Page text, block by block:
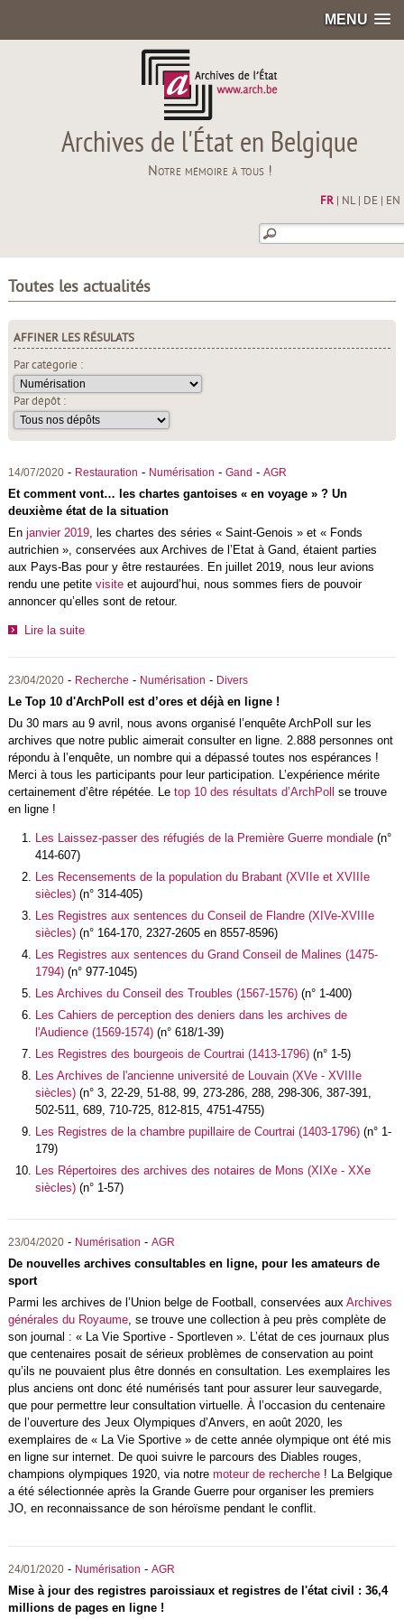
MENU
Archives de l'État en Belgique
Notre mémoire à tous !
FR| NL| DE EN
Toutes les actualités
AFFINER LES RÉSULATS
Par catégorie :
Par dépôt :
14/07/2020- Restauration - Numérisation - Gand - AGR
Et comment vont… les chartes gantoises « en voyage » ? Un
deuxième état de la situation
En janvier 2019, les chartes des séries « Saint-Genois » et « Fonds
autrichien », conservées aux Archives de l’Etat à Gand, étaient parties
aux Pays-Bas pour y être restaurées. En juillet 2019, nous leur avions
rendu une petite visiteet aujourd’hui, nous sommes fiers de pouvoir
annoncer qu’elles sont de retour.
Lire la suite
23/04/2020- Recherche - Numérisation - Divers
Le Top 10 d'ArchPoll est d’ores et déjà en ligne !
Du 30 mars au 9 avril, nous avons organisé l’enquête ArchPoll sur les
archives que notre public aimerait consulter en ligne. 2.888 personnes ont
répondu à l’enquête, un nombre qui a dépassé toutes nos espérances !
Merci à tous les participants pour leur participation. L’expérience mérite
certainement d’être répétée. Le top 10 des résultats d’ArchPoll
se trouve
en ligne !
Les Laissez-passer des réfugiés de la Première Guerre mondiale (n°
414-607)
Les Recensements de la population du Brabant (XVIIe et XVIIIe
siècles)(n° 314-405)
Les Registres aux sentences du Conseil de Flandre (XIVe-XVIIIe
siècles)(n° 164-170, 2327-2605 en 8557-8596)
Les Registres aux sentences du Grand Conseil de Malines (1475-
1794)(n° 977-1045)
Les Archives du Conseil des Troubles (1567-1576)(n° 1-400)
Les Cahiers de perception des deniers dans les archives de
l'Audience (1569-1574)(n° 618/1-39)
Les Registres des bourgeois de Courtrai (1413-1796)(n° 1-5)
Les Archives de l'ancienne université de Louvain (XVe - XVIIIe
siècles)(n° 3, 22-29, 51-88, 99, 273-286, 288, 298-306, 387-391,
502-511, 689, 710-725, 812-815, 4751-4755)
Les Registres de la chambre pupillaire de Courtrai (1403-1796)(n° 1-
179)
Les Répertoires des archives des notaires de Mons (XIXe - XXe
siècles)(n° 1-57)
23/04/2020- Numérisation - AGR
De nouvelles archives consultables en ligne, pour les amateurs de
sport
Parmi les archives de l’Union belge de Football, conservées aux Archives
générales du Royaume, se trouve une collection à peu près complète de
son journal : « La Vie Sportive - Sportleven ». L’état de ces journaux plus
que centenaires posait de sérieux problèmes de conservation au point
qu’ils ne pouvaient plus être donnés en consultation. Les exemplaires les
plus anciens ont donc été numérisés tant pour assurer leur sauvegarde,
que pour permettre leur consultation virtuelle. À l’occasion du centenaire
de l’ouverture des Jeux Olympiques d’Anvers, en août 2020, les
exemplaires de « La Vie Sportive » de cette année olympique ont été mis
en ligne sur internet. De quoi suivre le parcours des Diables rouges,
champions olympiques 1920, via notre moteur de recherche! La Belgique
a été sélectionnée après la Grande Guerre pour organiser les premiers
JO, en reconnaissance de son héroïsme pendant le conflit.
24/01/2020- Numérisation - AGR
Mise à jour des registres paroissiaux et registres de l'état civil : 36,4
millions de pages en ligne !